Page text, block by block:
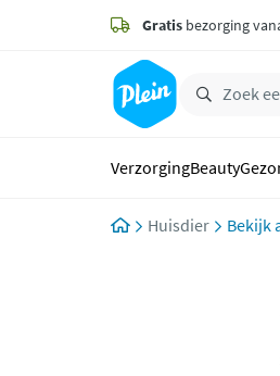
zoeken
hoofdinhoud
Gratis bezorging
VerzorgingBeauty
Huisdier